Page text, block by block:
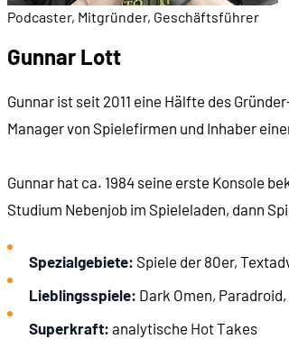
Podcaster, Mitgründer, Geschäftsführer
Gunnar Lott
Gunnar ist seit 2011 eine Hälfte des
Manager von Spielefirmen und Inhaber
Gunnar hat ca. 1984 seine erste Konsole
Studium Nebenjob im Spieleladen, dann
Spezialgebiete: Spiele der 80er,
Lieblingsspiele: Dark Omen,
Superkraft: analytische Hot Takes